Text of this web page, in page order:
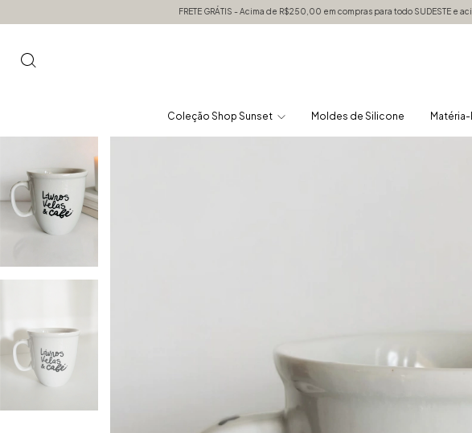
FRETE GRÁTIS - Acima de R$250,00 em compras para todo SUDESTE e acima de
Coleção Shop Sunset Moldes de Silicone Matéria-